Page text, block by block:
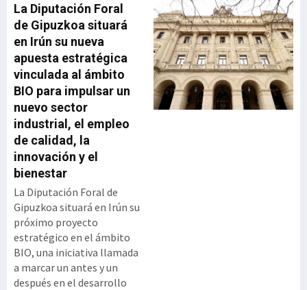
transformación digital
industrial diseñado para
acercar tecnología real a
las pymes con menor
capacidad de inversión y
acompañarlas en un
proceso de digitalización
progresivo, accesible y
sostenible. La iniciativa se
articula sobre soluciones
propias del Grupo
Ibernova y contempla
áreas clave como ERP,
MES/MOM, SGA, GMAO,
calidad y trazabilidad,
digitalización documental
y automatización de
procesos. Apoyo a la pyme
industrial Ibern
La Diputación Foral
de Gipuzkoa situará
en Irún su nueva
apuesta estratégica
vinculada al ámbito
BIO para impulsar un
nuevo sector
industrial, el empleo
de calidad, la
innovación y el
bienestar
La Diputación Foral de
Gipuzkoa situará en Irún su
próximo proyecto
estratégico en el ámbito
BIO, una iniciativa llamada
a marcar un antes y un
después en el desarrollo